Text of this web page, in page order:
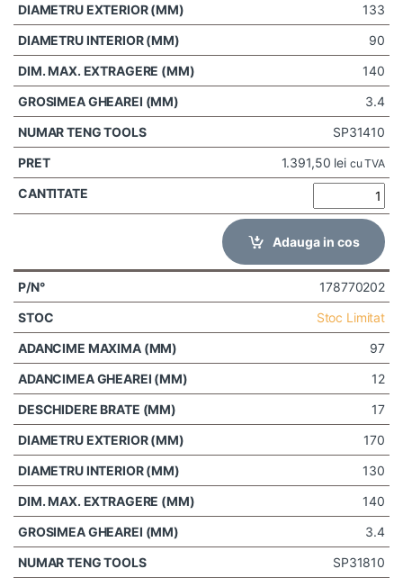
133
90
140
3.4
SP31410
1.391,50 lei cu TVA
Adauga in cos
178770202
Stoc Limitat
97
12
17
170
130
140
3.4
SP31810